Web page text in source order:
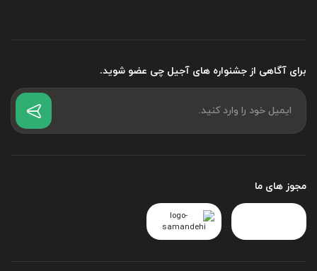
برای آگاهی از جشنواره های آجیل چی عضو شوید.
مجوز های ما